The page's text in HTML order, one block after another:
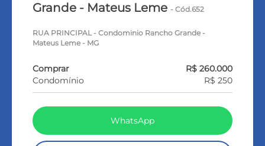
Grande - Mateus Leme- Cód.652
RUA PRINCIPAL - Condominio Rancho Grande -
Mateus Leme - MG
Comprar
R$ 260.000
Condomínio
R$ 250
WhatsApp